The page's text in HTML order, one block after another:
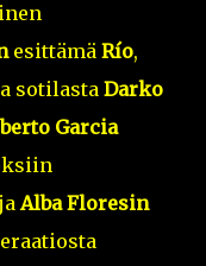
esittämä Río,
sotilasta Darko
Garcia
Alba Floresin